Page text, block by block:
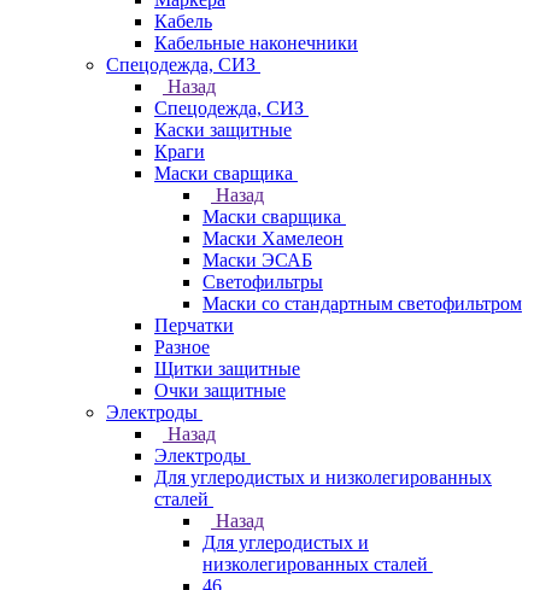
Кабель
Кабельные наконечники
Спецодежда, СИЗ
Назад
Спецодежда, СИЗ
Каски защитные
Краги
Маски сварщика
Назад
Маски сварщика
Маски Хамелеон
Маски ЭСАБ
Светофильтры
Маски со стандартным светофильтром
Перчатки
Разное
Щитки защитные
Очки защитные
Электроды
Назад
Электроды
Для углеродистых и низколегированных
сталей
Назад
Для углеродистых и
низколегированных сталей
46